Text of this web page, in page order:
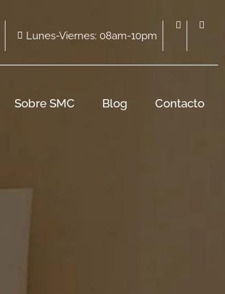
Lunes-Viernes: 08am-10pm
Sobre SMC Blog Contacto